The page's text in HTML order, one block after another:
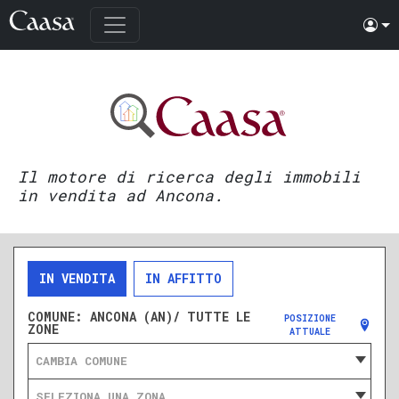
Il motore di ricerca degli immobili
in vendita ad Ancona.
IN VENDITA IN AFFITTO
COMUNE: ANCONA (AN)/ TUTTE LE
ZONE
POSIZIONE
ATTUALE
CAMBIA COMUNE